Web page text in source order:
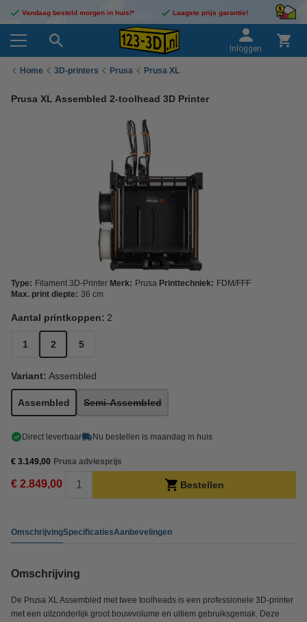
Vandaag besteld morgen in huis!* Laagste prijs garantie!
Inloggen
Home 3D-printers Prusa Prusa XL
Prusa XL Assembled 2-toolhead 3D Printer
Type: Filament 3D-Printer Merk: Prusa Printtechniek: FDM/FFF
Max. print diepte: 36 cm
Aantal printkoppen: 2
1 2 5
Variant: Assembled
Assembled Semi-Assembled
Direct leverbaar Nu bestellen is maandag in huis
€ 3.149,00 Prusa adviesprijs
€ 2.849,00 Bestellen
OmschrijvingSpecificatiesAanbevelingen
Omschrijving
De Prusa XL Assembled met twee toolheads is een professionele 3D-printer
met een uitzonderlijk groot bouwvolume en ultiem gebruiksgemak. Deze